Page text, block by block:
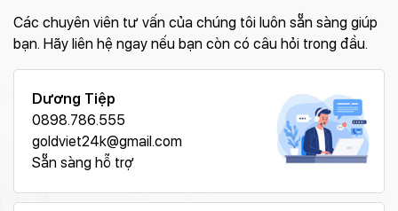
tính ứng dụng trong môi trường kinh doanh.
Các chuyên viên tư vấn của chúng tôi luôn sẵn sàng giúp
bạn. Hãy liên hệ ngay nếu bạn còn có câu hỏi trong đầu.
Dương Tiệp
0898.786.555
goldviet24k@gmail.com
Sẵn sàng hỗ trợ